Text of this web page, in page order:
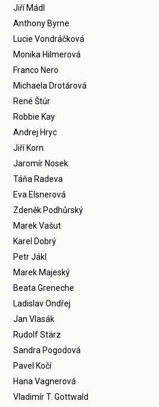
Jiří Mádl
Anthony Byrne
Lucie Vondráčková
Monika Hilmerová
Franco Nero
Michaela Drotárová
René Štúr
Robbie Kay
Andrej Hryc
Jiří Korn
Jaromír Nosek
Táňa Radeva
Eva Elsnerová
Zdeněk Podhůrský
Marek Vašut
Karel Dobrý
Petr Jákl
Marek Majeský
Beata Greneche
Ladislav Ondřej
Jan Vlasák
Rudolf Stärz
Sandra Pogodová
Pavel Kočí
Hana Vagnerová
Vladimír T. Gottwald